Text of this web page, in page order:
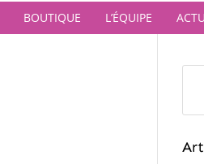
BOUTIQUE L’ÉQUIPE